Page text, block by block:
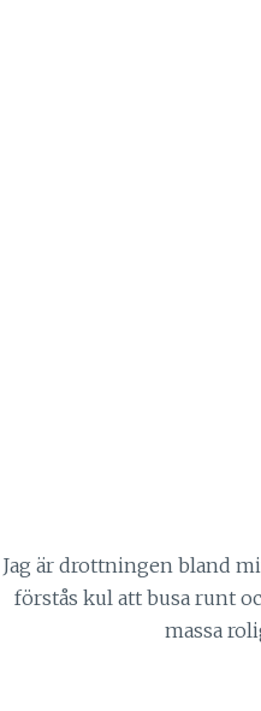
Jag är drottningen bland
förstås kul att busa runt
massa